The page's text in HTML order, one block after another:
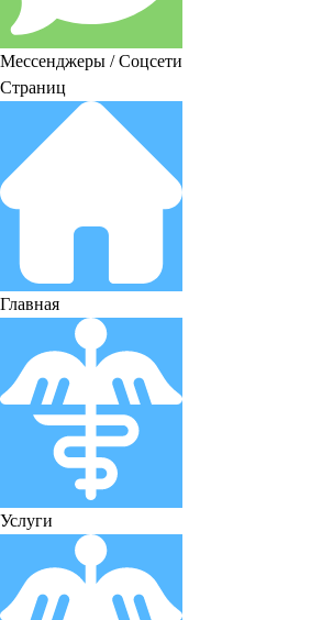
Мессенджеры / Соцсети
Страниц
Главная
Услуги